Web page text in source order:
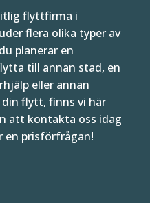
flyttfirma i
flera olika typer av
planerar en
till annan stad, en
eller annan
flytt, finns vi här
att kontakta oss idag
en prisförfrågan!